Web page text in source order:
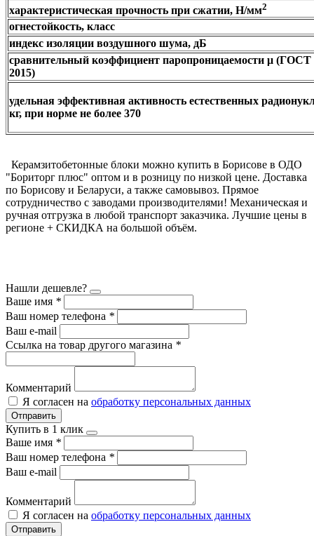
характеристическая прочность при сжатии, Н/мм2
огнестойкость, класс
индекс изоляции воздушного шума, дБ
сравнительный коэффициент паропроницаемости μ (ГОСТ
2015)
удельная эффективная активность естественных
кг, при норме не более 370
Керамзитобетонные блоки можно купить в Борисове в ОДО
"Бориторг плюс" оптом и в розницу по низкой цене. Доставка
по Борисову и Беларуси, а также самовывоз. Прямое
сотрудничество с заводами производителями! Механическая и
ручная отгрузка в любой транспорт заказчика. Лучшие цены в
регионе + СКИДКА на большой объём.
Нашли дешевле?
Ваше имя *
Ваш номер телефона *
Ваш e-mail
Ссылка на товар другого магазина *
Комментарий
Я согласен на обработку персональных данных
Отправить
Купить в 1 клик
Ваше имя *
Ваш номер телефона *
Ваш e-mail
Комментарий
Я согласен на обработку персональных данных
Отправить